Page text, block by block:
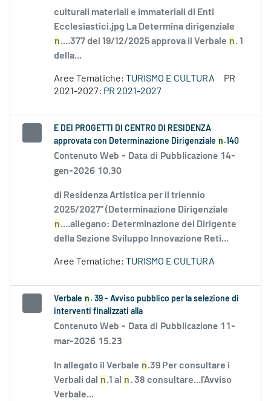
culturali materiali e immateriali di Enti
Ecclesiastici.jpg La Determina dirigenziale
n....377 del 19/12/2025 approva il Verbale n. 1
della...
Aree Tematiche: TURISMO E CULTURA
PR
2021-2027: PR 2021-2027
E DEI PROGETTI DI CENTRO DI RESIDENZA
approvata con Determinazione Dirigenziale n .140
Contenuto Web - Data di Pubblicazione 14-
gen-2026 10.30
di Residenza Artistica per il triennio
2025/2027” (Determinazione Dirigenziale
n....allegano: Determinazione del Dirigente
della Sezione Sviluppo Innovazione Reti...
Aree Tematiche: TURISMO E CULTURA
Verbale n . 39 - Avviso pubblico per la selezione di
interventi finalizzati alla
Contenuto Web - Data di Pubblicazione 11-
mar-2026 15.23
In allegato il Verbale n.39 Per consultare i
Verbali dal n.1 al n. 38 consultare...l'Avviso
Verbale...